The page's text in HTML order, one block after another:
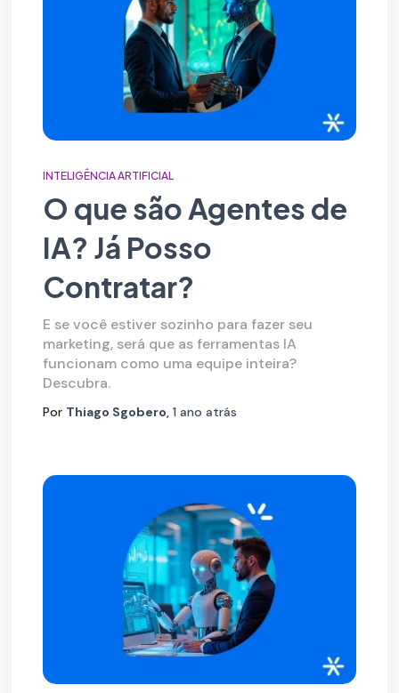
INTELIGÊNCIA ARTIFICIAL
O que são Agentes de
IA? Já Posso
Contratar?
E se você estiver sozinho para fazer seu
marketing, será que as ferramentas IA
funcionam como uma equipe inteira?
Descubra.
Por Thiago Sgobero, 1 ano atrás